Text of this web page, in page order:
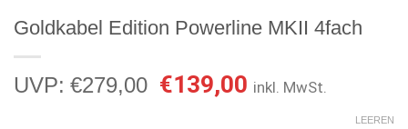
Goldkabel Edition Powerline MKII 4fach
UVP: €279,00 Ursprünglicher
€139,00 Aktueller
inkl. MwSt.
LEEREN